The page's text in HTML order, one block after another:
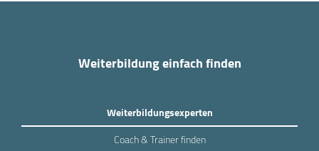
Weiterbildung einfach finden
Weiterbildungsexperten
Coach & Trainer finden